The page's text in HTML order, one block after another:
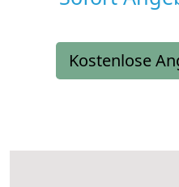
Kostenlose